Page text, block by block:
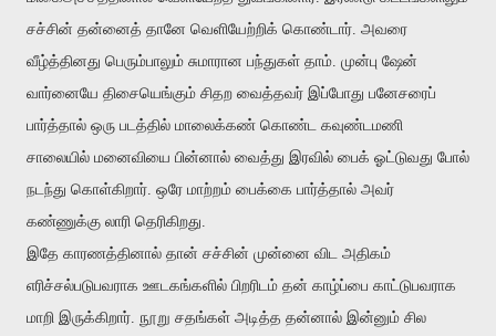
சச்சின் தன்னைத் தானே வெளியேற்றிக் கொண்டார். அவரை
வீழ்த்தினது பெரும்பாலும் சுமாரான பந்துகள் தாம். முன்பு ஷேன்
வார்னையே திசையெங்கும் சிதற வைத்தவர் இப்போது பனேசரைப்
பார்த்தால் ஒரு படத்தில் மாலைக்கண் கொண்ட கவுண்டமணி
சாலையில் மனைவியை பின்னால் வைத்து இரவில் பைக் ஓட்டுவது போல்
நடந்து கொள்கிறார். ஒரே மாற்றம் பைக்கை பார்த்தால் அவர்
கண்ணுக்கு லாரி தெரிகிறது.
இதே காரணத்தினால் தான் சச்சின் முன்னை விட அதிகம்
எரிச்சல்படுபவராக ஊடகங்களில் பிறரிடம் தன் காழ்ப்பை காட்டுபவராக
மாறி இருக்கிறார். நூறு சதங்கள் அடித்த தன்னால் இன்னும் சில